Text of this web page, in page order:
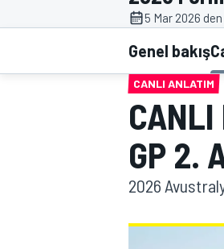
MOTOGP
5 Mar 2026
Genel bakış
CANLI ANLATIM
CANLI
GP 2.
2026